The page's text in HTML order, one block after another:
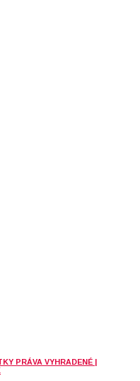
PRÁVA VYHRADENÉ |